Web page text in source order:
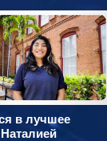
в лучшее